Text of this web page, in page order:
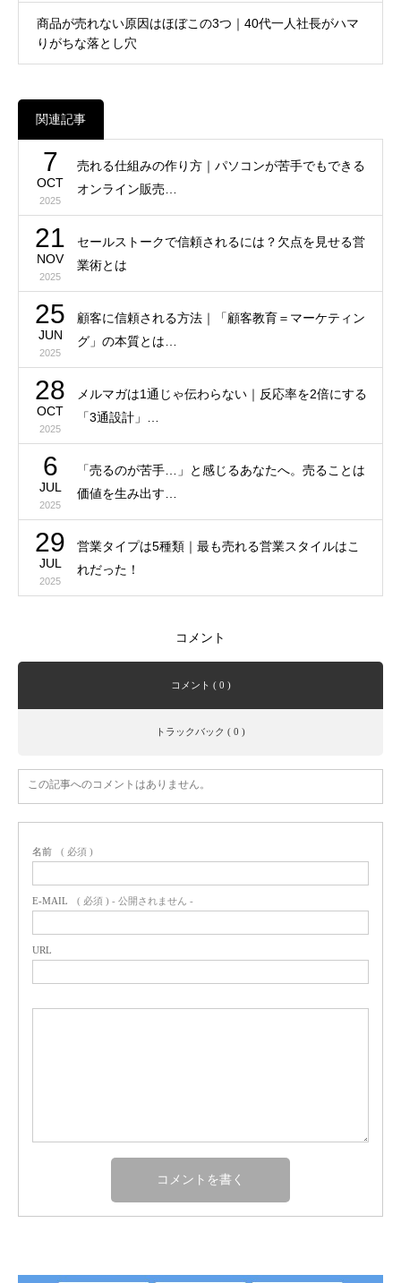
商品が売れない原因はほぼこの3つ｜40代一人社長がハマ
りがちな落とし穴
関連記事
7
OCT
2025
売れる仕組みの作り方｜パソコンが苦手でもできる
オンライン販売…
21
NOV
2025
セールストークで信頼されるには？欠点を見せる営
業術とは
25
JUN
2025
顧客に信頼される方法｜「顧客教育＝マーケティン
グ」の本質とは…
28
OCT
2025
メルマガは1通じゃ伝わらない｜反応率を2倍にする
「3通設計」…
6
JUL
2025
「売るのが苦手…」と感じるあなたへ。売ることは
価値を生み出す…
29
JUL
2025
営業タイプは5種類｜最も売れる営業スタイルはこ
れだった！
コメント
コメント ( 0 )
トラックバック ( 0 )
この記事へのコメントはありません。
名前 ( 必須 )
E-MAIL ( 必須 ) - 公開されません -
URL